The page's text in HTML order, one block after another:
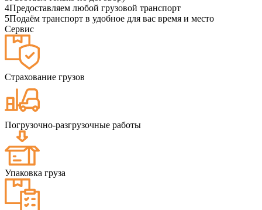
4Предоставляем любой грузовой транспорт
5Подаём транспорт в удобное для вас время и место
Сервис
Страхование грузов
Погрузочно-разгрузочные работы
Упаковка груза